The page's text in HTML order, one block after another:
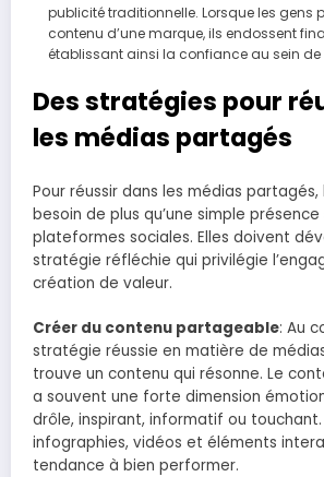
publicité traditionnelle. Lorsque les gens
contenu d’une marque, ils endossent
établissant ainsi la confiance au sein de
Des stratégies pour
les médias partagés
Pour réussir dans les médias
besoin de plus qu’une simple présence
plateformes sociales. Elles doivent
stratégie réfléchie qui privilégie
création de valeur.
Créer du contenu partageable: Au
stratégie réussie en matière de
trouve un contenu qui résonne. Le
a souvent une forte dimension
drôle, inspirant, informatif ou touchant.
infographies, vidéos et éléments
tendance à bien performer.